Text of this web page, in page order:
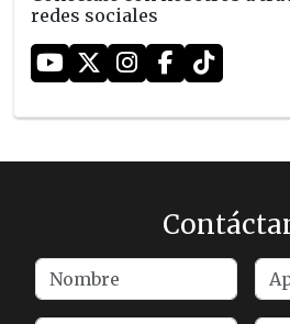
redes sociales